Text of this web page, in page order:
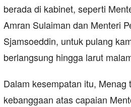
berada di kabinet, seperti
Amran Sulaiman dan Menteri
Sjamsoeddin, untuk pulang
berlangsung hingga larut
Dalam kesempatan itu, Menag
kebanggaan atas capaian